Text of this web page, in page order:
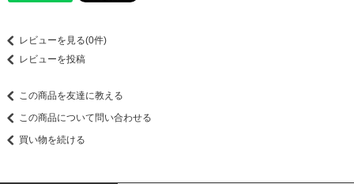
レビューを見る(0件)
レビューを投稿
この商品を友達に教える
この商品について問い合わせる
買い物を続ける